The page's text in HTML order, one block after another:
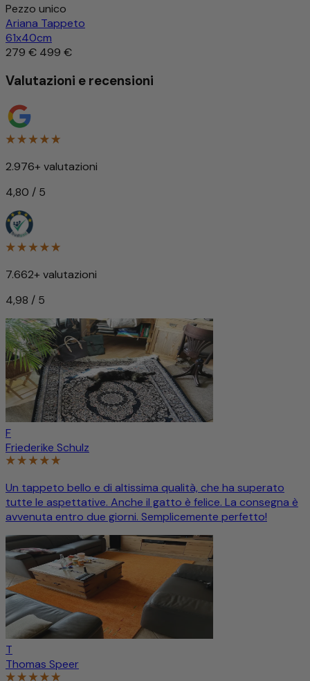
Pezzo unico
Ariana Tappeto
61x40cm
279 € 499 €
Valutazioni e recensioni
2.976+ valutazioni
4,80 / 5
7.662+ valutazioni
4,98 / 5
F
Friederike Schulz
Un tappeto bello e di altissima qualità, che ha superato
tutte le aspettative. Anche il gatto è felice. La consegna è
avvenuta entro due giorni. Semplicemente perfetto!
T
Thomas Speer